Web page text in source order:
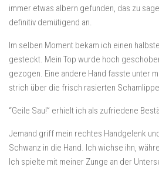
immer etwas albern gefunden, das zu
definitiv demütigend an.
Im selben Moment bekam ich einen
gesteckt. Mein Top wurde hoch
gezogen. Eine andere Hand fasste unter
strich über die frisch rasierten
“Geile Sau!” erhielt ich als zufriedene
Jemand griff mein rechtes Handgelenk
Schwanz in die Hand. Ich wichse ihn,
Ich spielte mit meiner Zunge an der